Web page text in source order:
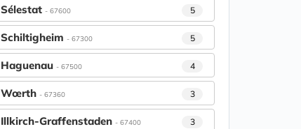
Sélestat - 67600 5
Schiltigheim - 67300 5
Haguenau - 67500 4
Wœrth - 67360 3
Illkirch-Graffenstaden - 67400 3